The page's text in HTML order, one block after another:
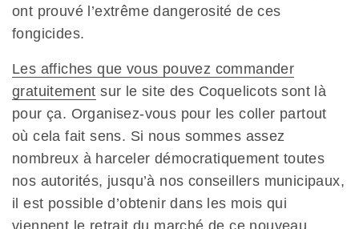
ont prouvé l’extrême dangerosité de ces
fongicides.
Les affiches que vous pouvez commander
gratuitement sur le site des Coquelicots sont là
pour ça. Organisez-vous pour les coller partout
où cela fait sens. Si nous sommes assez
nombreux à harceler démocratiquement toutes
nos autorités, jusqu’à nos conseillers municipaux,
il est possible d’obtenir dans les mois qui
viennent le retrait du marché de ce nouveau